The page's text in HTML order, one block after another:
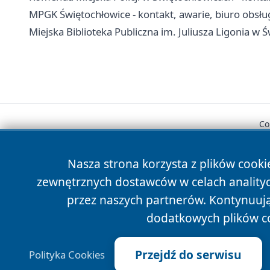
MPGK Świętochłowice - kontakt, awarie, biuro
Miejska Biblioteka Publiczna im. Juliusza Ligonia w
Nasza strona korzysta z plików
zewnętrznych dostawców w celach
przez naszych partnerów.
dodatkowych plików
Polityka Cookies Przejdź do serwisu